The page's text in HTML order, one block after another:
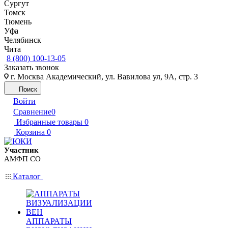
Сургут
Томск
Тюмень
Уфа
Челябинск
Чита
8 (800) 100-13-05
Заказать звонок
г. Москва Академический, ул. Вавилова ул, 9А, стр. 3
Поиск
Войти
Сравнение0
Избранные товары 0
Корзина 0
Участник
АМФП СО
Каталог
АППАРАТЫ